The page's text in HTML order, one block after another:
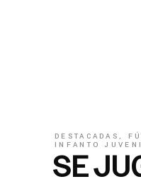
DESTACADAS,
INFANTO
SE